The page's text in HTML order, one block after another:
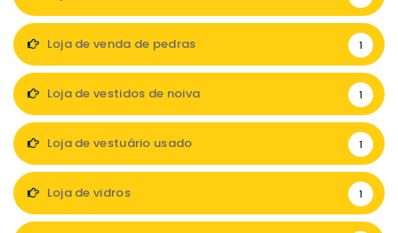
Loja de venda de pedras 1
Loja de vestidos de noiva 1
Loja de vestuário usado 1
Loja de vidros 1